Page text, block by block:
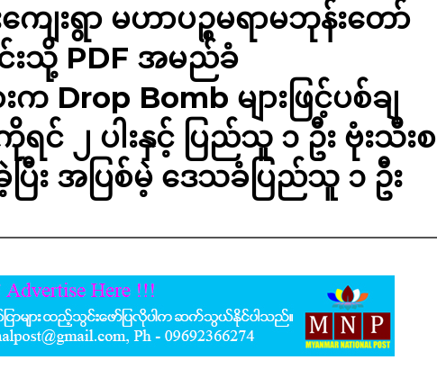
ေးရွာ မဟာပဉ္စမရာမဘုန်းတော်
င်းသို့ PDF အမည်ခံ
Drop Bomb များဖြင့်ပစ်ချ
၂ ပါးနှင့် ပြည်သူ ၁ ဦး ဗုံးသီးစ
ြီး အပြစ်မဲ့ ဒေသခံပြည်သူ ၁ ဦး